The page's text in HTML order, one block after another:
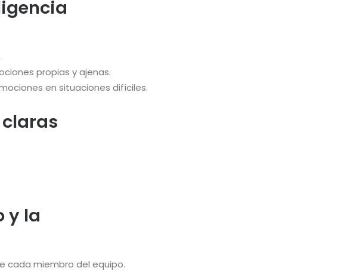
propias y ajenas.
en situaciones difíciles.
y la
cada miembro del equipo.